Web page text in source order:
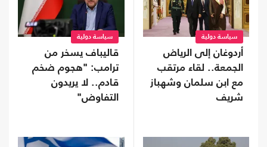
سياسة دولية
أردوغان إلى الرياض
الجمعة.. لقاء مرتقب
مع ابن سلمان وشهباز
شريف
سياسة دولية
قاليباف يسخر من
ترامب: "هجوم ضخم
قادم.. لا يريدون
التفاوض"